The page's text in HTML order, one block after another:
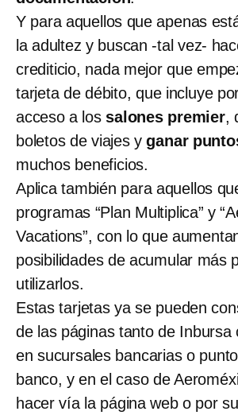
Y para aquellos que apenas
la adultez y buscan -tal vez-
crediticio, nada mejor que
tarjeta de débito, que incluye
acceso a lossalones premier,
boletos de viajes yganar
muchos beneficios.
Aplica también para aquellos
programas “Plan Multiplica” y
Vacations”, con lo que
posibilidades de acumular más
utilizarlos.
Estas tarjetas ya se pueden
de las páginas tanto de Inbursa
en sucursales bancarias o
banco, y en el caso de
hacer vía la página web o por